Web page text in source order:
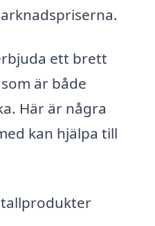
ett brett
är både
Här är några
kan hjälpa till